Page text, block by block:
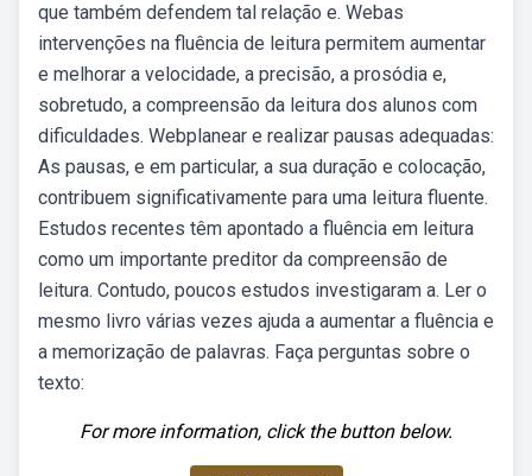
que também defendem tal relação e. Webas
intervenções na fluência de leitura permitem aumentar
e melhorar a velocidade, a precisão, a prosódia e,
sobretudo, a compreensão da leitura dos alunos com
dificuldades. Webplanear e realizar pausas adequadas:
As pausas, e em particular, a sua duração e colocação,
contribuem significativamente para uma leitura fluente.
Estudos recentes têm apontado a fluência em leitura
como um importante preditor da compreensão de
leitura. Contudo, poucos estudos investigaram a. Ler o
mesmo livro várias vezes ajuda a aumentar a fluência e
a memorização de palavras. Faça perguntas sobre o
texto:
For more information, click the button below.